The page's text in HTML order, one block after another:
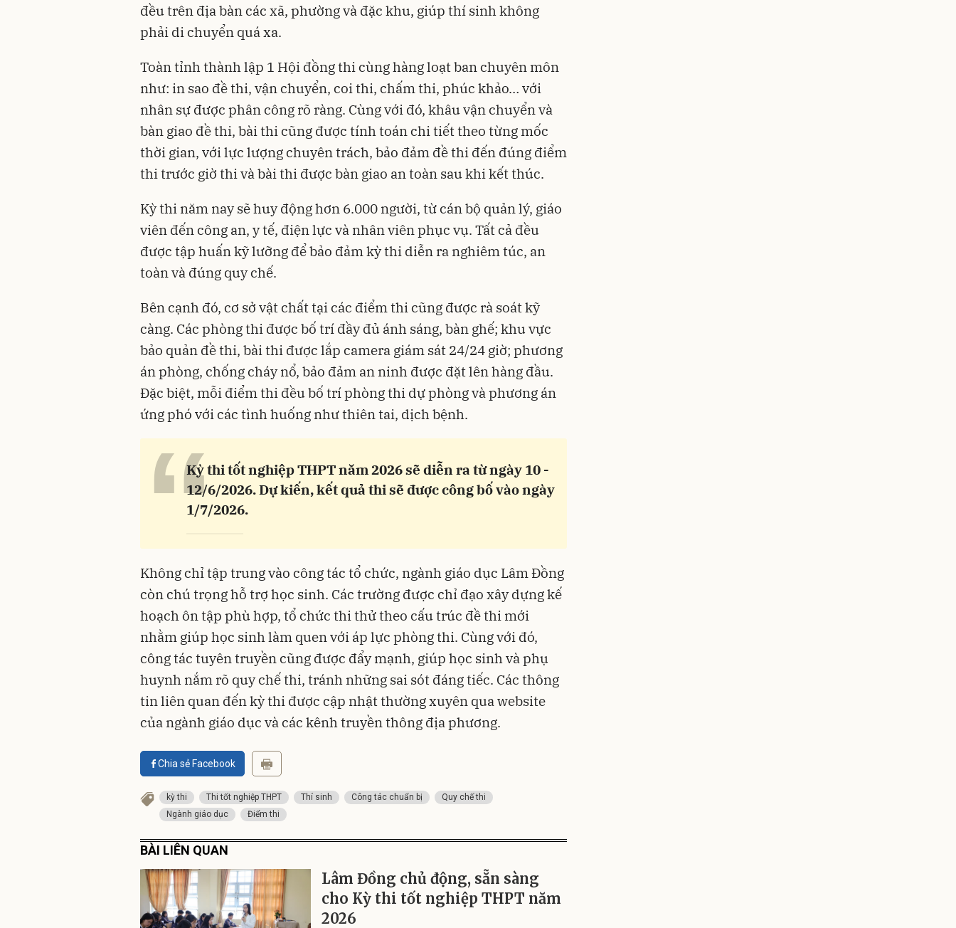
đều trên địa bàn các xã, phường và đặc khu, giúp thí sinh không
phải di chuyển quá xa.
Toàn tỉnh thành lập 1 Hội đồng thi cùng hàng loạt ban chuyên môn
như: in sao đề thi, vận chuyển, coi thi, chấm thi, phúc khảo… với
nhân sự được phân công rõ ràng. Cùng với đó, khâu vận chuyển và
bàn giao đề thi, bài thi cũng được tính toán chi tiết theo từng mốc
thời gian, với lực lượng chuyên trách, bảo đảm đề thi đến đúng điểm
thi trước giờ thi và bài thi được bàn giao an toàn sau khi kết thúc.
Kỳ thi năm nay sẽ huy động hơn 6.000 người, từ cán bộ quản lý, giáo
viên đến công an, y tế, điện lực và nhân viên phục vụ. Tất cả đều
được tập huấn kỹ lưỡng để bảo đảm kỳ thi diễn ra nghiêm túc, an
toàn và đúng quy chế.
Bên cạnh đó, cơ sở vật chất tại các điểm thi cũng được rà soát kỹ
càng. Các phòng thi được bố trí đầy đủ ánh sáng, bàn ghế; khu vực
bảo quản đề thi, bài thi được lắp camera giám sát 24/24 giờ; phương
án phòng, chống cháy nổ, bảo đảm an ninh được đặt lên hàng đầu.
Đặc biệt, mỗi điểm thi đều bố trí phòng thi dự phòng và phương án
ứng phó với các tình huống như thiên tai, dịch bệnh.
“Kỳ thi tốt nghiệp THPT năm 2026 sẽ diễn ra từ ngày 10 -
12/6/2026. Dự kiến, kết quả thi sẽ được công bố vào ngày
1/7/2026.
Không chỉ tập trung vào công tác tổ chức, ngành giáo dục Lâm Đồng
còn chú trọng hỗ trợ học sinh. Các trường được chỉ đạo xây dựng kế
hoạch ôn tập phù hợp, tổ chức thi thử theo cấu trúc đề thi mới
nhằm giúp học sinh làm quen với áp lực phòng thi. Cùng với đó,
công tác tuyên truyền cũng được đẩy mạnh, giúp học sinh và phụ
huynh nắm rõ quy chế thi, tránh những sai sót đáng tiếc. Các thông
tin liên quan đến kỳ thi được cập nhật thường xuyên qua website
của ngành giáo dục và các kênh truyền thông địa phương.
Chia sẻ Facebook
kỳ thi Thi tốt nghiệp THPT Thí sinh Công tác chuẩn bị
Quy chế thi
Ngành giáo dục
Điểm thi
BÀI LIÊN QUAN
Lâm Đồng chủ động, sẵn sàng
cho Kỳ thi tốt nghiệp THPT năm
2026